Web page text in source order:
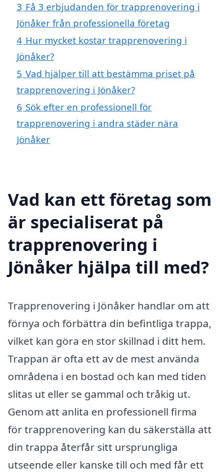
3 Få 3 erbjudanden för trapprenovering i
Jönåker från professionella företag
4 Hur mycket kostar trapprenovering i
Jönåker?
5 Vad hjälper till att bestämma priset på
trapprenovering i Jönåker?
6 Sök efter en professionell för
trapprenovering i andra städer nära
Jönåker
Vad kan ett företag som
är specialiserat på
trapprenovering i
Jönåker hjälpa till med?
Trapprenovering i Jönåker handlar om att
förnya och förbättra din befintliga trappa,
vilket kan göra en stor skillnad i ditt hem.
Trappan är ofta ett av de mest använda
områdena i en bostad och kan med tiden
slitas ut eller se gammal och tråkig ut.
Genom att anlita en professionell firma
för trapprenovering kan du säkerställa att
din trappa återfår sitt ursprungliga
utseende eller kanske till och med får ett